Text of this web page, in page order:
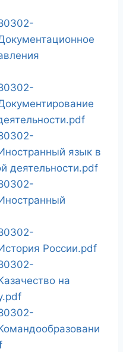
язык в
деятельности.pdf
России.pdf
на